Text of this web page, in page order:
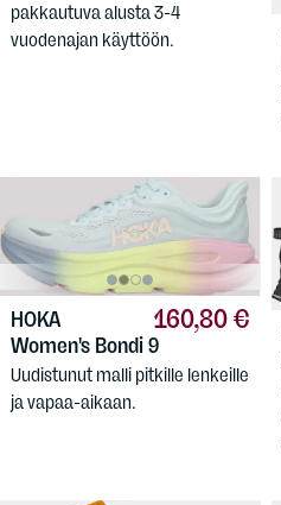
pakkautuva alusta 3-4
vuodenajan käyttöön.
160,80 €
HOKA
Women's Bondi 9
Uudistunut malli pitkille lenkeille
ja vapaa-aikaan.